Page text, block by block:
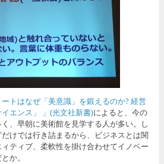
トはなぜ「美意識」を鍛えるのか? 経営
エンス」 」(光文社新書)によると、今の
、早朝に美術館を見学する人が多い。し
けでは行き詰まるから、ビジネスとは関
ティブ、柔軟性を掛け合わせてイノベー
か。